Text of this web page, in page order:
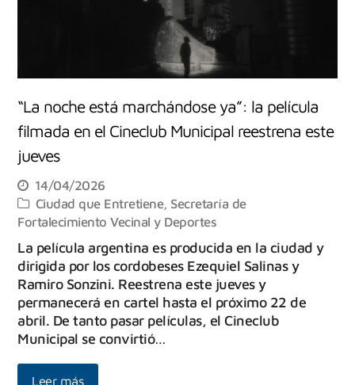
“La noche está marchándose ya”: la película
filmada en el Cineclub Municipal reestrena este
jueves
14/04/2026
Ciudad que Entretiene, Secretaría de
Fortalecimiento Vecinal y Deportes
La película argentina es producida en la ciudad y
dirigida por los cordobeses Ezequiel Salinas y
Ramiro Sonzini. Reestrena este jueves y
permanecerá en cartel hasta el próximo 22 de
abril. De tanto pasar películas, el Cineclub
Municipal se convirtió…
Leer más